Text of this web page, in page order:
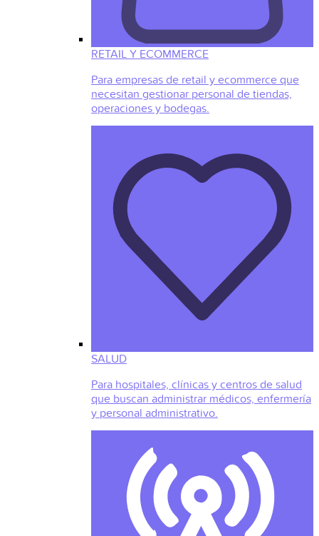
RETAIL Y ECOMMERCE
Para empresas de retail y ecommerce que
necesitan gestionar personal de tiendas,
operaciones y bodegas.
SALUD
Para hospitales, clínicas y centros de salud
que buscan administrar médicos, enfermería
y personal administrativo.